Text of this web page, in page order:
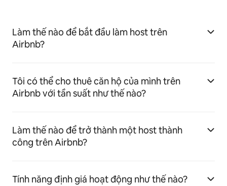
Làm thế nào để bắt đầu làm host trên
Airbnb?
Tôi có thể cho thuê căn hộ của mình trên
Airbnb với tần suất như thế nào?
Làm thế nào để trở thành một host thành
công trên Airbnb?
Tính năng định giá hoạt động như thế nào?